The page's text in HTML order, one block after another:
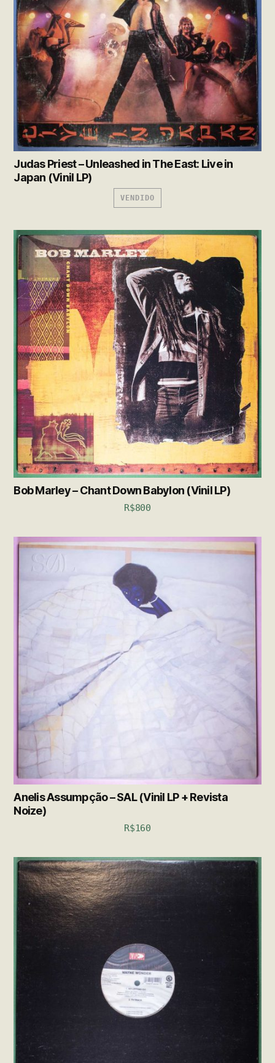
Judas Priest – Unleashed in The East: Live in
Japan (Vinil LP)
VENDIDO
Bob Marley – Chant Down Babylon (Vinil LP)
R$800
Anelis Assumpção – SAL (Vinil LP + Revista
Noize)
R$160